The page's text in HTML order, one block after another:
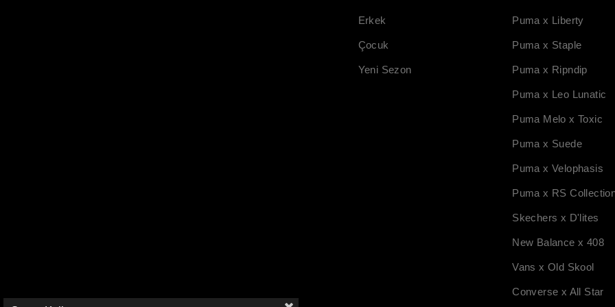
Erkek
Çocuk
Yeni Sezon
Puma x Liberty
Puma x Staple
Puma x Ripndip
Puma x Leo Lunatic
Puma Melo x Toxic
Puma x Suede
Puma x Velophasis
Puma x RS
Skechers x D'lites
New Balance x 408
Vans x Old Skool
Converse x All Star